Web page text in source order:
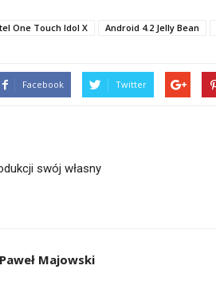
One Touch Idol X Android 4.2 Jelly Bean
Facebook Twitter
swój własny
Paweł Majowski